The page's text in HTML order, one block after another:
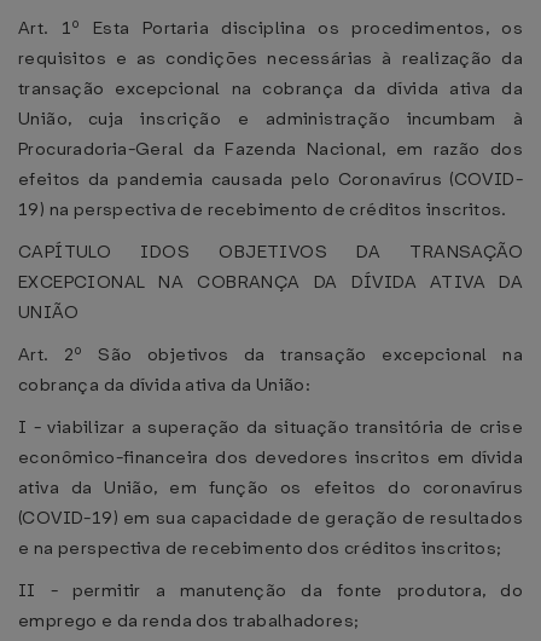
Art. 1º Esta Portaria disciplina os procedimentos, os
requisitos e as condições necessárias à realização da
transação excepcional na cobrança da dívida ativa da
União, cuja inscrição e administração incumbam à
Procuradoria-Geral da Fazenda Nacional, em razão dos
efeitos da pandemia causada pelo Coronavírus (COVID-
19) na perspectiva de recebimento de créditos inscritos.
CAPÍTULO IDOS OBJETIVOS DA TRANSAÇÃO
EXCEPCIONAL NA COBRANÇA DA DÍVIDA ATIVA DA
UNIÃO
Art. 2º São objetivos da transação excepcional na
cobrança da dívida ativa da União:
I - viabilizar a superação da situação transitória de crise
econômico-financeira dos devedores inscritos em dívida
ativa da União, em função os efeitos do coronavírus
(COVID-19) em sua capacidade de geração de resultados
e na perspectiva de recebimento dos créditos inscritos;
II - permitir a manutenção da fonte produtora, do
emprego e da renda dos trabalhadores;